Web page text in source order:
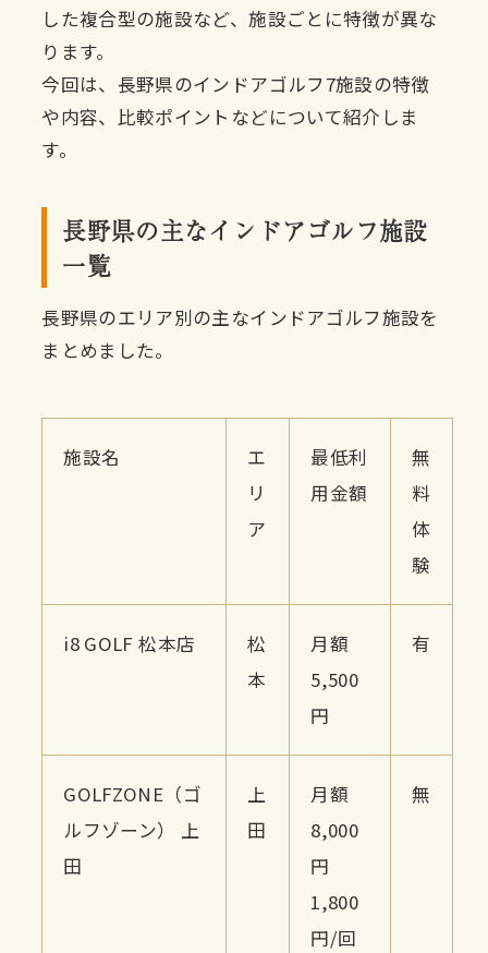
した複合型の施設など、施設ごとに特徴が異な
ります。
今回は、長野県のインドアゴルフ7施設の特徴
や内容、比較ポイントなどについて紹介しま
す。
長野県の主なインドアゴルフ施設
一覧
長野県のエリア別の主なインドアゴルフ施設を
まとめました。
施設名
エ
リ
ア
最低利
用金額
無
料
体
験
i8 GOLF 松本店
松
本
月額
5,500
円
有
GOLFZONE（ゴ
ルフゾーン） 上
田
上
田
月額
8,000
円
1,800
円/回
無